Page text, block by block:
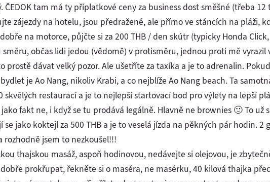
tam má ty příplatkové ceny za business dost směšné (třeba 12
zájezdy na hotelu, jsou předražené, ale přímo ve stáncích na pláži,
na motorce, půjčte si za 200 THB / den skútr (typicky Honda
směru, občas lidi jedou (vědomě) v protisměru, jednou proti mě vyrazil
prostě dávat velký pozor. Ale ušetříte za taxíka a je to adrenalin.
je Ao Nang, nikoliv Krabi, a co nejblíže Ao Nang beach. Ta
skvělých restaurací a je to nejlepší startovací bod pro výlety na lepší
fakt ne, i když se tu prodává legálně. Hlavně ne brownies 🙂 To už
se jako koktejl za 500 THB a je to veselá jízda na pěkných pár hodin. 2
rozhodně jsem to nezkoušel!!!
thajskou masáž, aspoň hodinovou, nedávejte si olejovou, je
prokřupat, řekněte si o maséra, ne masérku, 40 kilová thajka